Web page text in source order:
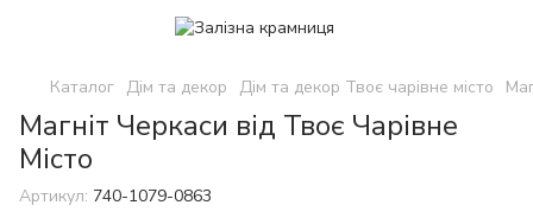
Каталог Дім та декор Дім та декор Твоє чарівне місто
Магніт Черкаси від Твоє Чарівне
Місто
Артикул: 740-1079-0863